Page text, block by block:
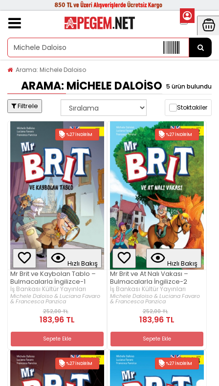
Arama: Michele Daloiso
ARAMA: MICHELE DALOISO 5 ürün bulundu
Filtrele Stoktakiler
%27 İNDIRIM
Hızlı Bakış
Mr Brit ve Kaybolan Tablo –
Bulmacalarla İngilizce-1
İş Bankası Kültür Yayınları
Michele Daloiso & Luciana Favaro
& Francesca Panzica
252,00 TL
183,96 TL
Sepete Ekle
%27 İNDIRIM
Hızlı Bakış
Mr Brit ve At Nalı Vakası –
Bulmacalarla İngilizce-2
İş Bankası Kültür Yayınları
Michele Daloiso & Luciana Favaro
& Francesca Panzica
252,00 TL
183,96 TL
Sepete Ekle
%27 İNDIRIM %27 İNDIRIM